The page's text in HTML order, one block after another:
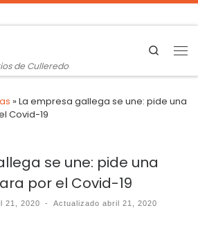
de Culleredo
Search
»La empresa gallega se une: pide una
Covid-19
se une: pide una
por el Covid-19
21, 2020 - Actualizadoabril 21, 2020